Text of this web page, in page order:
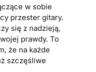
w sobie
przester gitary.
się z nadzieją,
prawdy. To
że na każde
szczęśliwe